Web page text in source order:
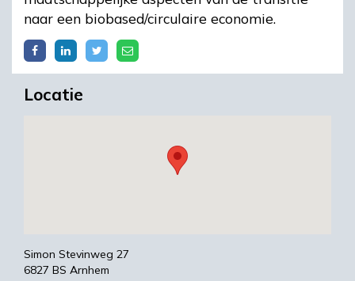
naar een biobased/circulaire economie.
Locatie
Simon Stevinweg 27
6827 BS Arnhem